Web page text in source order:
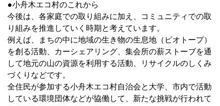
●小舟木エコ村のこれから
今後は、各家庭での取り組みに加え、コミュニティでの取
り組みを推進していく時期と考えています。
例えば、まちの中に地域の生き物の生息地（ビオトープ）
を創る活動、カーシェアリング、集会所の薪ストーブを通
して地元の山の資源を利用する活動、リサイクルのしくみ
づくりなどです。
全住民が参加する小舟木エコ村自治会と大学、市内で活動
している環境団体などが協働して、新たな挑戦が行われて